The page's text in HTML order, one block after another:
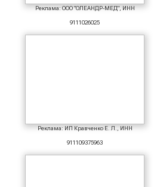
Реклама: ООО "ОЛЕАНДР-МЕД", ИНН
9111026025
Реклама: ИП Кравченко Е. Л., ИНН
911109375963